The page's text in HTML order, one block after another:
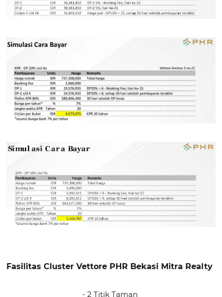
Fasilitas Cluster Vettore PHR Bekasi Mitra Realty
- 2 Titik Taman